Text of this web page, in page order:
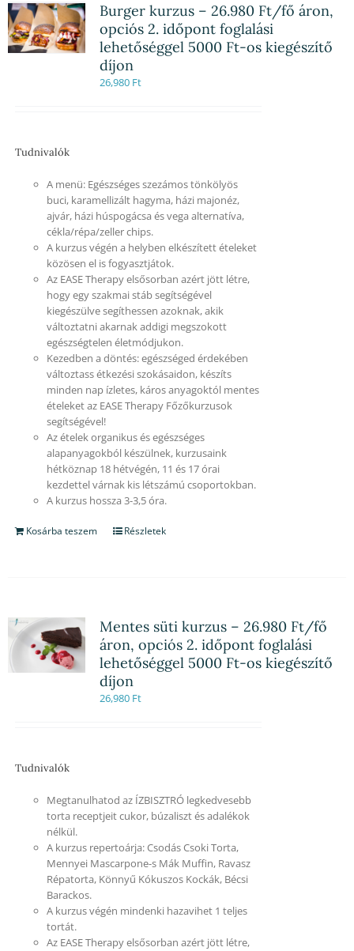
Burger kurzus – 26.980 Ft/fő áron,
opciós 2. időpont foglalási
lehetőséggel 5000 Ft-os kiegészítő
díjon
26,980 Ft
Tudnivalók
A menü: Egészséges szezámos tönkölyös
buci, karamellizált hagyma, házi majonéz,
ajvár, házi húspogácsa és vega alternatíva,
cékla/répa/zeller chips.
A kurzus végén a helyben elkészített ételeket
közösen el is fogyasztjátok.
Az EASE Therapy elsősorban azért jött létre,
hogy egy szakmai stáb segítségével
kiegészülve segíthessen azoknak, akik
változtatni akarnak addigi megszokott
egészségtelen életmódjukon.
Kezedben a döntés: egészséged érdekében
változtass étkezési szokásaidon, készíts
minden nap ízletes, káros anyagoktól mentes
ételeket az EASE Therapy Főzőkurzusok
segítségével!
Az ételek organikus és egészséges
alapanyagokból készülnek, kurzusaink
hétköznap 18 hétvégén, 11 és 17 órai
kezdettel várnak kis létszámú csoportokban.
A kurzus hossza 3-3,5 óra.
Kosárba teszem Részletek
Mentes süti kurzus – 26.980 Ft/fő
áron, opciós 2. időpont foglalási
lehetőséggel 5000 Ft-os kiegészítő
díjon
26,980 Ft
Tudnivalók
Megtanulhatod az ÍZBISZTRÓ legkedvesebb
torta receptjeit cukor, búzaliszt és adalékok
nélkül.
A kurzus repertoárja: Csodás Csoki Torta,
Mennyei Mascarpone-s Mák Muffin, Ravasz
Répatorta, Könnyű Kókuszos Kockák, Bécsi
Barackos.
A kurzus végén mindenki hazavihet 1 teljes
tortát.
Az EASE Therapy elsősorban azért jött létre,